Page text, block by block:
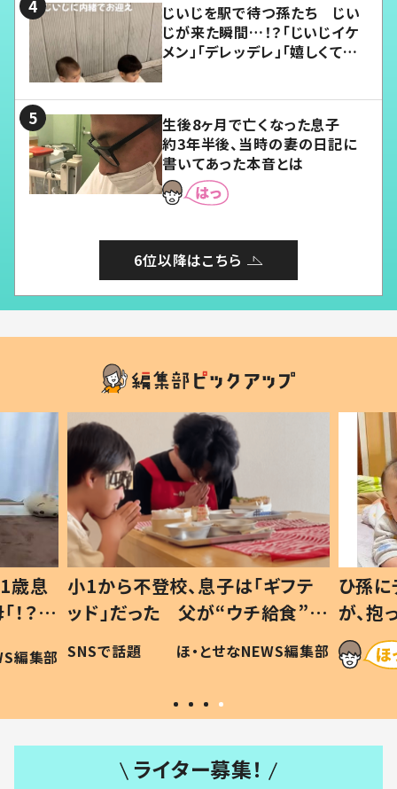
じいじを駅で待つ孫たち じい
じが来た瞬間…！？「じいじイケ
メン」「デレッデレ」「嬉しくて可
生後8ヶ月で亡くなった息子
約3年半後、当時の妻の日記に
書いてあった本音とは
6位以降はこちら
歳息
？」
編集部
小1から不登校、息子は「ギフテ
ッド」だった 父が“ウチ給食”を
作り続ける理由とは #令和の親
#令和の子
SNSで話題 ほ・とせなNEWS編集部
ひ孫
が、
「涙が
い」
ライター募集！